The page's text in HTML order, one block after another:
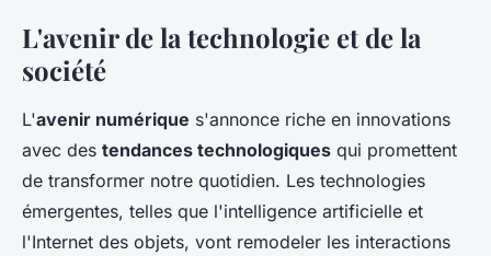
L'avenir de la technologie et de la
société
L'avenir numérique s'annonce riche en innovations
avec des tendances technologiques qui promettent
de transformer notre quotidien. Les technologies
émergentes, telles que l'intelligence artificielle et
l'Internet des objets, vont remodeler les interactions